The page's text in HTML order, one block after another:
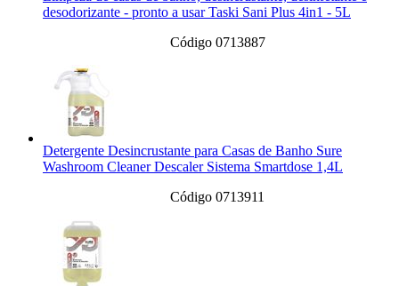
desodorizante - pronto a usar Taski Sani Plus 4in1 - 5L
Código 0713887
Detergente Desincrustante para Casas de Banho Sure
Washroom Cleaner Descaler Sistema Smartdose 1,4L
Código 0713911